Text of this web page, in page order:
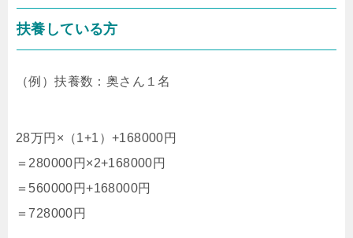
扶養している方
（例）扶養数：奥さん１名
28万円×（1+1）+168000円
＝280000円×2+168000円
＝560000円+168000円
＝728000円